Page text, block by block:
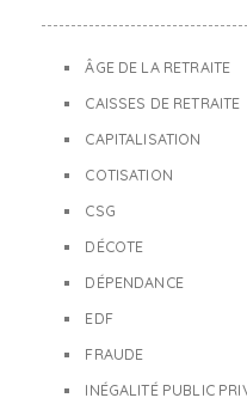
ÂGE DE LA RETRAITE
CAISSES DE RETRAITE
CAPITALISATION
COTISATION
CSG
DÉCOTE
DÉPENDANCE
EDF
FRAUDE
INÉGALITÉ PUBLIC